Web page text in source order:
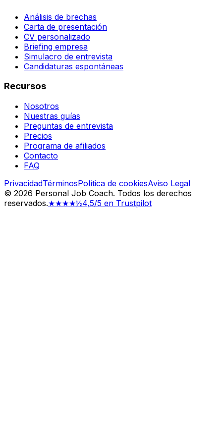
Análisis de brechas
Carta de presentación
CV personalizado
Briefing empresa
Simulacro de entrevista
Candidaturas espontáneas
Recursos
Nosotros
Nuestras guías
Preguntas de entrevista
Precios
Programa de afiliados
Contacto
FAQ
PrivacidadTérminosPolítica de cookiesAviso Legal
© 2026 Personal Job Coach. Todos los derechos
reservados.★★★★½4,5/5 en Trustpilot